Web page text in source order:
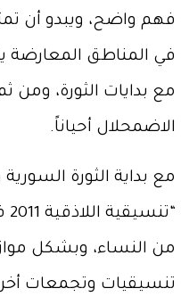
فهم واضح، ويبدو أن
في المناطق المعارضة
مع بدايات الثورة، ومن
الاضمحلال أحياناً.
مع بداية الثورة
من النساء، وبشكل